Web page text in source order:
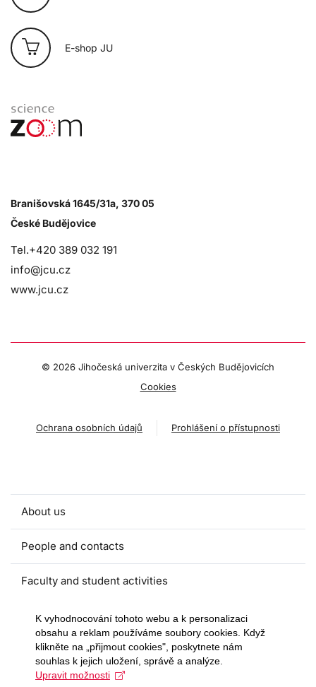
E-shop JU
Branišovská 1645/31a, 370 05
České Budějovice
Tel.+420 389 032 191
info@jcu.cz
www.jcu.cz
© 2026 Jihočeská univerzita v Českých Budějovicích
Cookies
Ochrana osobních údajů Prohlášení o přístupnosti
About us
People and contacts
Faculty and student activities
Projects and strategic partnerships
Documents
K vyhodnocování tohoto webu a k personalizaci
obsahu a reklam používáme soubory cookies. Když
klikněte na „přijmout cookies", poskytnete nám
souhlas k jejich uložení, správě a analýze.
Upravit možnosti